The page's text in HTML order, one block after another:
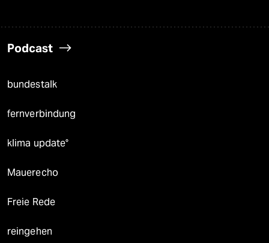
Podcast
bundestalk
fernverbindung
klima update°
Mauerecho
Freie Rede
reingehen